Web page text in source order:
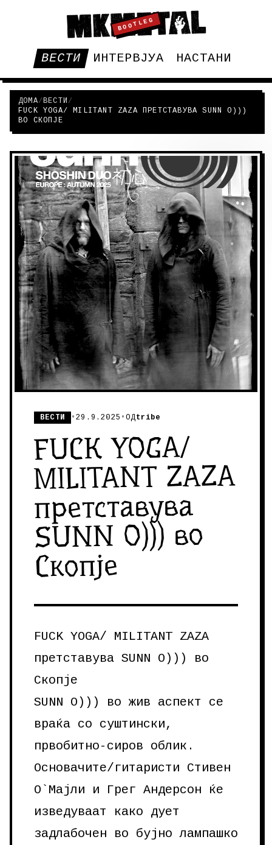
BOOTLEG
ВЕСТИ ИНТЕРВЈУА НАСТАНИ
ДОМА/ВЕСТИ /
FUCK YOGA/ MILITANT ZAZA ПРЕТСТАВУВА SUNN O)))
ВО СКОПЈЕ
ВЕСТИ •29.9.2025 •ОДtribe
FUCK YOGA/
MILITANT ZAZA
претставува
SUNN O))) во
Скопје
FUCK YOGA/ MILITANT ZAZA
претставува SUNN O))) во
Скопје
SUNN O))) во жив аспект се
враќа со суштински,
првобитно-сиров облик.
Основачите/гитаристи Стивен
О`Мајли и Грег Андерсон ќе
изведуваат како дует
задлабочен во бујно лампашко